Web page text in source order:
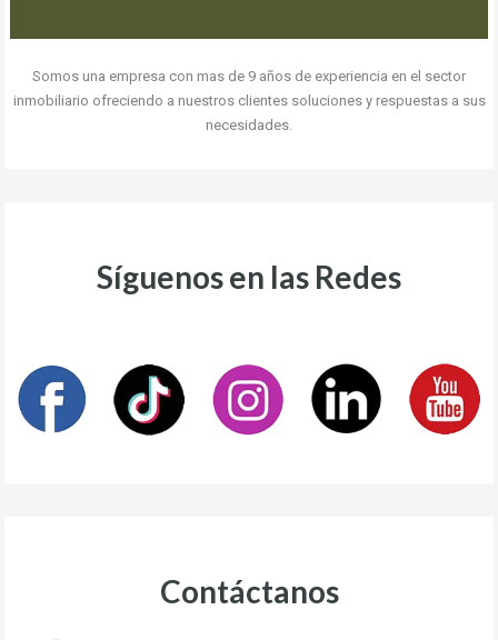
Somos una empresa con mas de 9 años de experiencia en el sector
inmobiliario ofreciendo a nuestros clientes soluciones y respuestas a sus
necesidades.
Síguenos en las Redes
Contáctanos